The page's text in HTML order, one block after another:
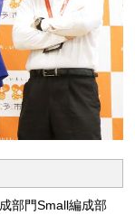
部門Small編成部